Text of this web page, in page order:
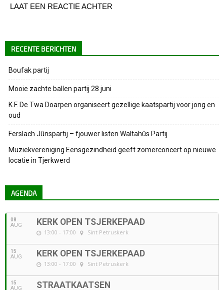
LAAT EEN REACTIE ACHTER
RECENTE BERICHTEN
Boufak partij
Mooie zachte ballen partij 28 juni
K.F. De Twa Doarpen organiseert gezellige kaatspartij voor jong en
oud
Ferslach Jûnspartij – fjouwer listen Waltahûs Partij
Muziekvereniging Eensgezindheid geeft zomerconcert op nieuwe
locatie in Tjerkwerd
AGENDA
08
AUG KERK OPEN TSJERKEPAAD
13:00 - 17:00 Sint Petruskerk
15
AUG KERK OPEN TSJERKEPAAD
13:00 - 17:00 Sint Petruskerk
15
AUG STRAATKAATSEN